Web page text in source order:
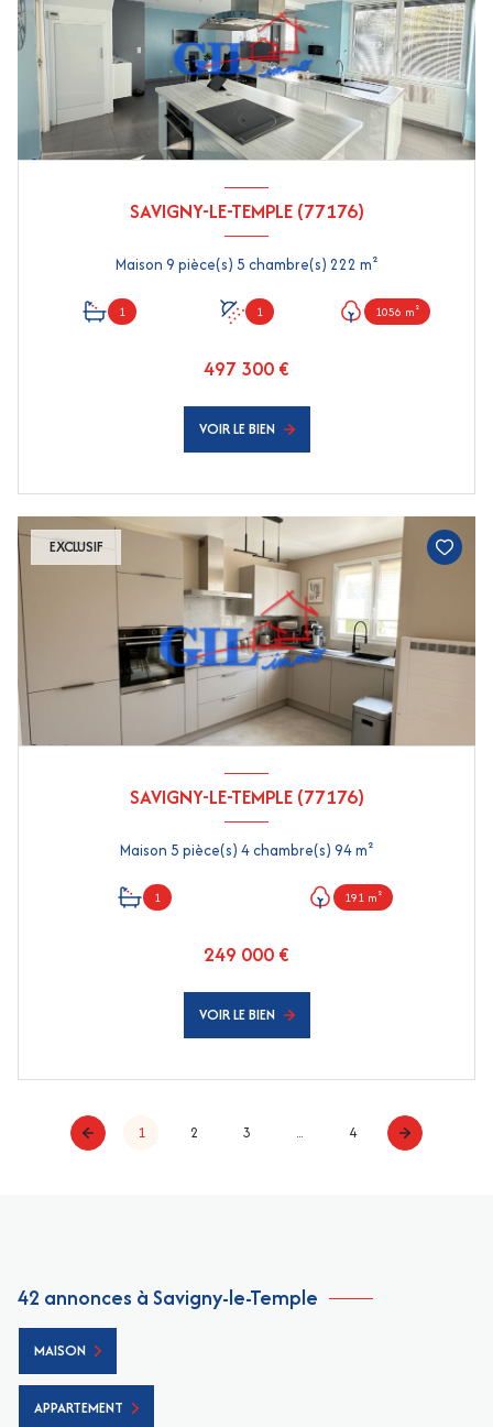
SAVIGNY-LE-TEMPLE (77176)
Maison 9 pièce(s) 5 chambre(s) 222 m²
1 1 1056 m²
497 300 €
VOIR LE BIEN
EXCLUSIF
SAVIGNY-LE-TEMPLE (77176)
Maison 5 pièce(s) 4 chambre(s) 94 m²
1 191 m²
249 000 €
VOIR LE BIEN
1 2 3 ... 4
42 annonces à Savigny-le-Temple
MAISON
APPARTEMENT